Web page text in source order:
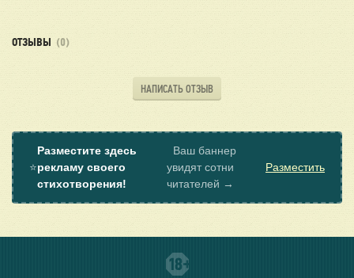
ОТЗЫВЫ (0)
НАПИСАТЬ ОТЗЫВ
⭐
Разместите здесь
рекламу своего
стихотворения!
Ваш баннер
увидят сотни
читателей →
Разместить